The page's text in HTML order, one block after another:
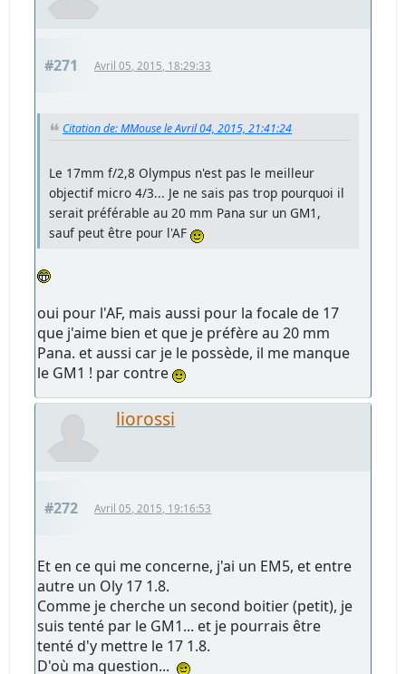
#271 Avril 05, 2015, 18:29:33
Citation de: MMouse le Avril 04, 2015, 21:41:24
Le 17mm f/2,8 Olympus n'est pas le meilleur
objectif micro 4/3... Je ne sais pas trop pourquoi il
serait préférable au 20 mm Pana sur un GM1,
sauf peut être pour l'AF
oui pour l'AF, mais aussi pour la focale de 17
que j'aime bien et que je préfère au 20 mm
Pana. et aussi car je le possède, il me manque
le GM1 ! par contre
liorossi
#272 Avril 05, 2015, 19:16:53
Et en ce qui me concerne, j'ai un EM5, et entre
autre un Oly 17 1.8.
Comme je cherche un second boitier (petit), je
suis tenté par le GM1... et je pourrais être
tenté d'y mettre le 17 1.8.
D'où ma question...